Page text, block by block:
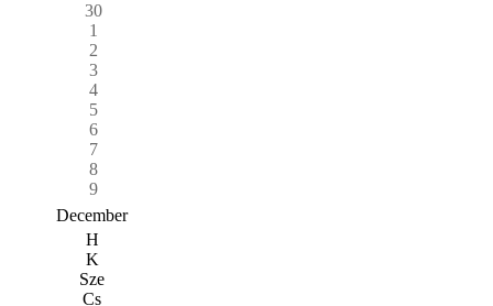
30
1
2
3
4
5
6
7
8
9
December
H
K
Sze
Cs